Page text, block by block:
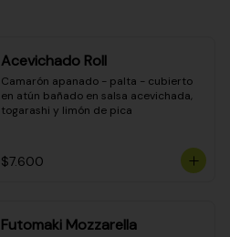
Acevichado Roll
Camarón apanado - palta - cubierto
en atún bañado en salsa acevichada,
togarashi y limón de pica
$7.600
Futomaki Mozzarella